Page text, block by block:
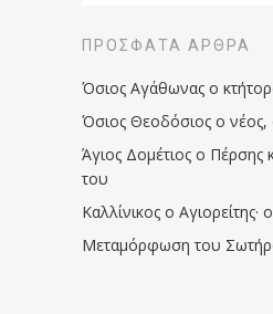
ΠΡΌΣΦΑΤΑ ΆΡΘΡΑ
Όσιος Αγάθωνας ο
Όσιος Θεοδόσιος ο νέος,
Άγιος Δομέτιος ο Πέρσης
του
Καλλίνικος ο Αγιορείτης
Μεταμόρφωση του